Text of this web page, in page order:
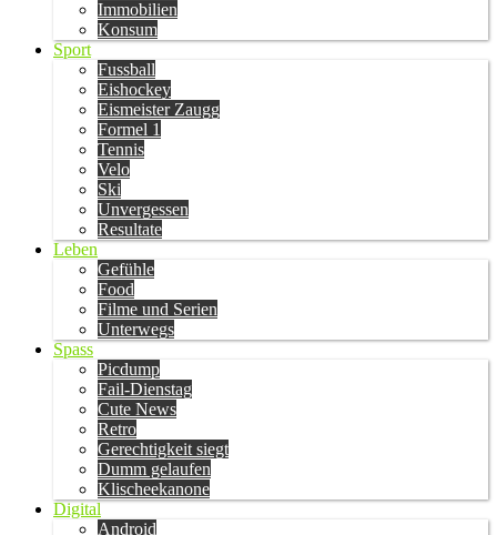
Immobilien
Konsum
Sport
Fussball
Eishockey
Eismeister Zaugg
Formel 1
Tennis
Velo
Ski
Unvergessen
Resultate
Leben
Gefühle
Food
Filme und Serien
Unterwegs
Spass
Picdump
Fail-Dienstag
Cute News
Retro
Gerechtigkeit siegt
Dumm gelaufen
Klischeekanone
Digital
Android